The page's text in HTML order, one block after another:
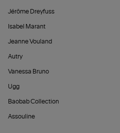
Jérôme Dreyfuss
Isabel Marant
Jeanne Vouland
Autry
Vanessa Bruno
Ugg
Baobab Collection
Assouline